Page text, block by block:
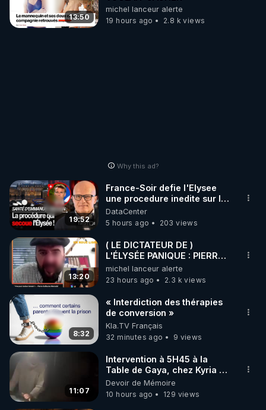
13:50
michel lanceur alerte
19 hours ago
2.8 k views
Why this ad?
19:52
France-Soir defie l'Elysee
une procedure inedite sur la
sante du president - Nexus
DataCenter
5 hours ago
203 views
13:20
( LE DICTATEUR DE )
L'ÉLYSÉE PANIQUE : PIERRE
GUILLAUME MERCADAL
BALANCE TOUT
michel lanceur alerte
23 hours ago
2.3 k views
8:32
« Interdiction des thérapies
de conversion »
Kla.TV Français
32 minutes ago
9 views
11:07
Intervention à 5H45 à la
Table de Gaya, chez Kyria et
Manu. 6/08/2026 PARTAGEZ
!
Devoir de Mémoire
10 hours ago
129 views